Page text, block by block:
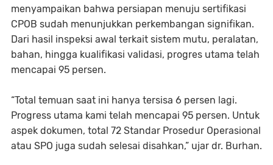
menyampaikan bahwa persiapan menuju sertifikasi
CPOB sudah menunjukkan perkembangan signifikan.
Dari hasil inspeksi awal terkait sistem mutu, peralatan,
bahan, hingga kualifikasi validasi, progres utama telah
mencapai 95 persen.
“Total temuan saat ini hanya tersisa 6 persen lagi.
Progress utama kami telah mencapai 95 persen. Untuk
aspek dokumen, total 72 Standar Prosedur Operasional
atau SPO juga sudah selesai disahkan,” ujar dr. Burhan.